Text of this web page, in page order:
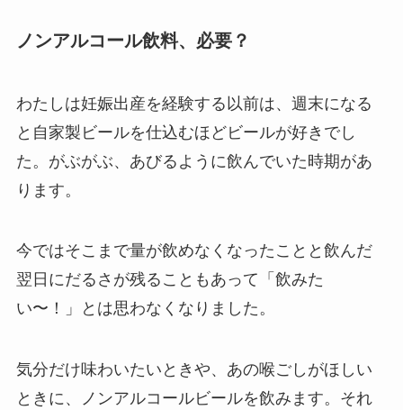
ノンアルコール飲料、必要？
わたしは妊娠出産を経験する以前は、週末になる
と自家製ビールを仕込むほどビールが好きでし
た。がぶがぶ、あびるように飲んでいた時期があ
ります。
今ではそこまで量が飲めなくなったことと飲んだ
翌日にだるさが残ることもあって「飲みた
い〜！」とは思わなくなりました。
気分だけ味わいたいときや、あの喉ごしがほしい
ときに、ノンアルコールビールを飲みます。それ